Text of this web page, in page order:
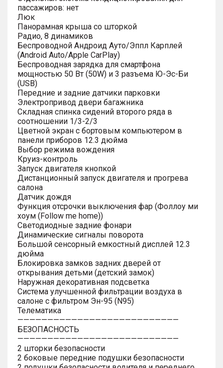
пассажиров: нет
Люк
Панорамная крыша со шторкой
Радио, 8 динамиков
Беспроводной Андроид Ауто/Эппл Карплей
(Android Auto/Apple CarPlay)
Беспроводная зарядка для смартфона
мощностью 50 Вт (50W) и 3 разъема Ю-Эс-Би
(USB)
Передние и задние датчики парковки
Электропривод двери багажника
Складная спинка сидений второго ряда в
соотношении 1/3-2/3
Цветной экран с бортовым компьютером в
панели приборов 12.3 дюйма
Выбор режима вождения
Круиз-контроль
Запуск двигателя кнопкой
Дистанционный запуск двигателя и прогрева
салона
Датчик дождя
Функция отсрочки выключения фар (Фоллоу ми
хоум (Follow me home))
Светодиодные задние фонари
Динамические сигналы поворота
Большой сенсорный емкостный дисплей 12.3
дюйма
Блокировка замков задних дверей от
открывания детьми (детский замок)
Наружная декоративная подсветка
Система улучшенной фильтрации воздуха в
салоне с фильтром Эн-95 (N95)
Телематика
———————————————————————————
БЕЗОПАСНОСТЬ
———————————————————————————
2 шторки безопасности
2 боковые передние подушки безопасности